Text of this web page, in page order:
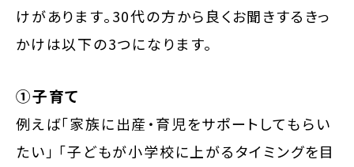
けがあります。30代の方から良くお聞きするきっ
かけは以下の3つになります。
①子育て
例えば「家族に出産・育児をサポートしてもらい
たい」 「子どもが小学校に上がるタイミングを目